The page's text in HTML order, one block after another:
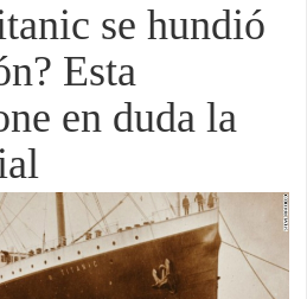
se hundió
Esta
en duda la